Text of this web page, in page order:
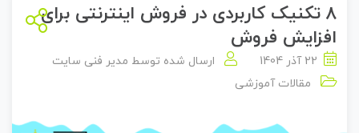
8 تکنیک کاربردی در فروش اینترنتی برای
افزایش فروش
22 آذر 1404 ارسال شده توسط مدیر فنی سایت
مقالات آموزشی